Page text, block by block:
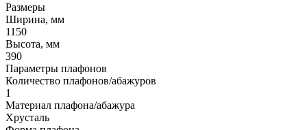
Размеры
Ширина, мм
1150
Высота, мм
390
Параметры плафонов
Количество плафонов/абажуров
1
Материал плафона/абажура
Хрусталь